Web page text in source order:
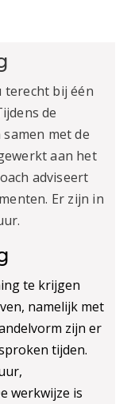
terecht bij één
de
met de
aan het
adviseert
Er zijn in
te krijgen
namelijk met
zijn er
tijden.
werkwijze is